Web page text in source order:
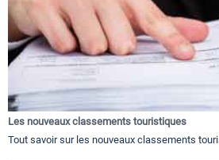
Les nouveaux classements touristiques
Tout savoir sur les nouveaux classements